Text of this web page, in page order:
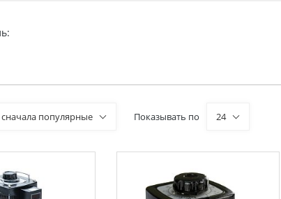
сначала популярные Показывать по 24